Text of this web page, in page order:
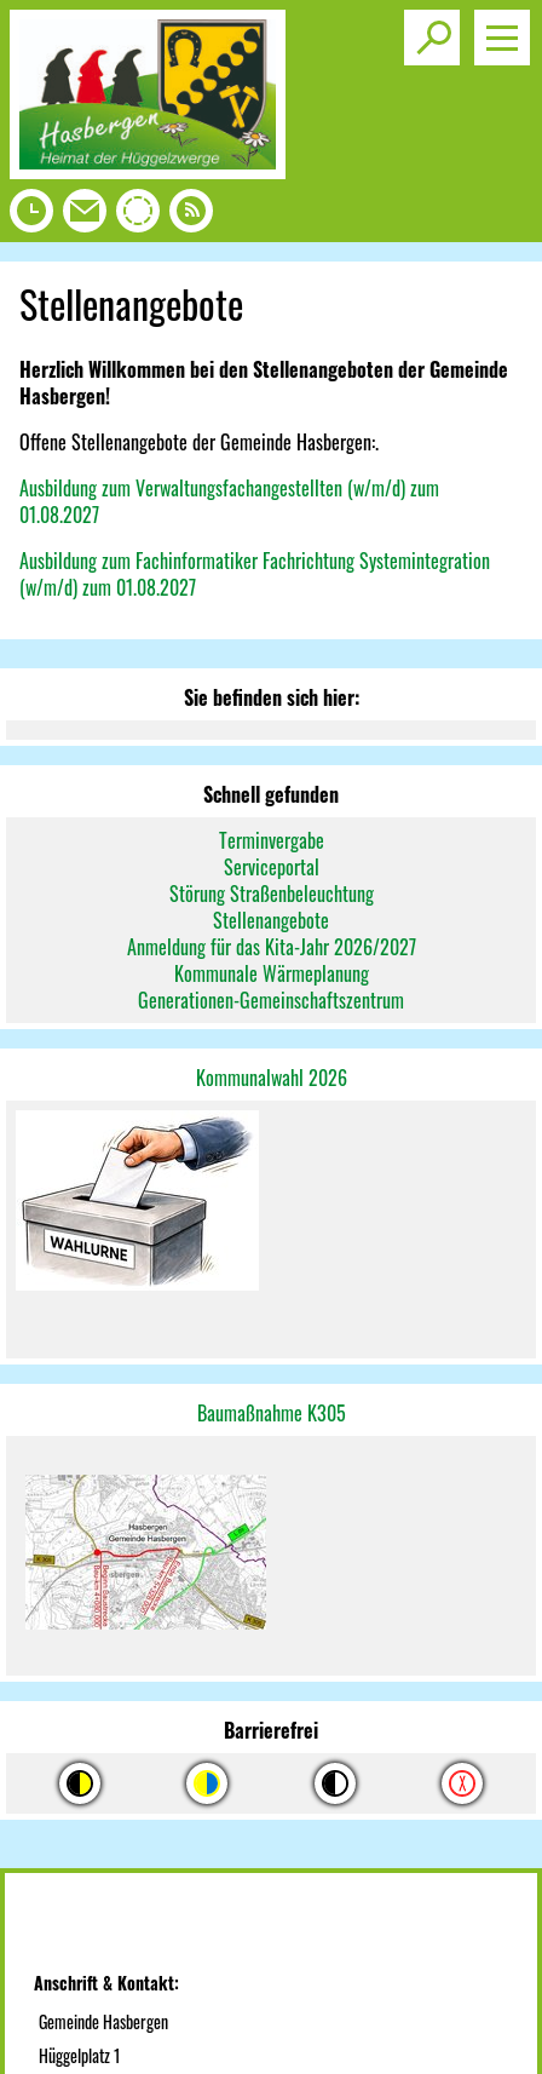
Toggle
Stellenangebote
Herzlich Willkommen bei den Stellenangeboten der Gemeinde
Hasbergen!
Offene Stellenangebote der Gemeinde Hasbergen:.
Ausbildung zum Verwaltungsfachangestellten (w/m/d) zum
01.08.2027
Ausbildung zum Fachinformatiker Fachrichtung Systemintegration
(w/m/d) zum 01.08.2027
Sie befinden sich hier:
Schnell gefunden
Terminvergabe
Serviceportal
Störung Straßenbeleuchtung
Stellenangebote
Anmeldung für das Kita-Jahr 2026/2027
Kommunale Wärmeplanung
Generationen-Gemeinschaftszentrum
Kommunalwahl 2026
Baumaßnahme K305
Barrierefrei
Anschrift & Kontakt:
Gemeinde Hasbergen
Hüggelplatz 1